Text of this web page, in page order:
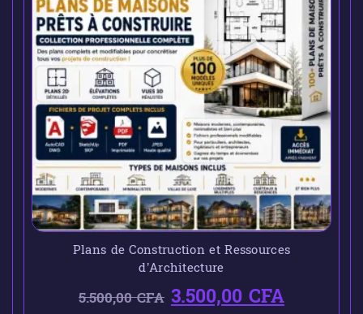
Plans de Construction et Ressources
d’Architecture
5.500,00CFA 3.500,00CFA